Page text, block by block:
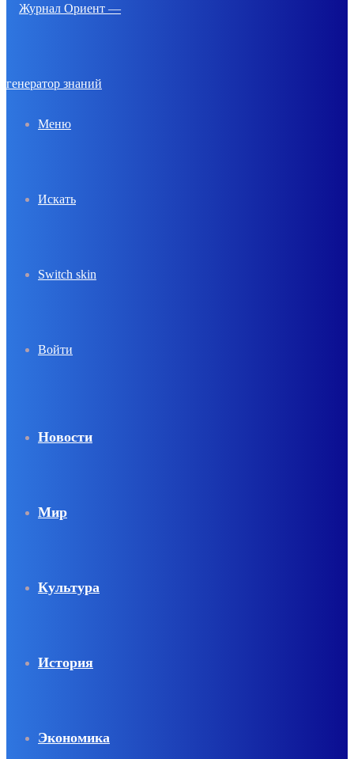
Меню
Искать
Switch skin
Войти
Новости
Мир
Культура
История
Экономика